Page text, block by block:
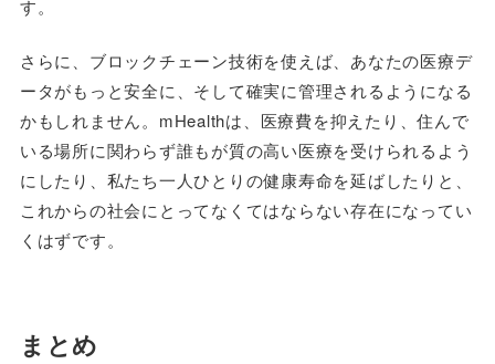
す。
さらに、ブロックチェーン技術を使えば、あなたの医療デ
ータがもっと安全に、そして確実に管理されるようになる
かもしれません。mHealthは、医療費を抑えたり、住んで
いる場所に関わらず誰もが質の高い医療を受けられるよう
にしたり、私たち一人ひとりの健康寿命を延ばしたりと、
これからの社会にとってなくてはならない存在になってい
くはずです。
まとめ